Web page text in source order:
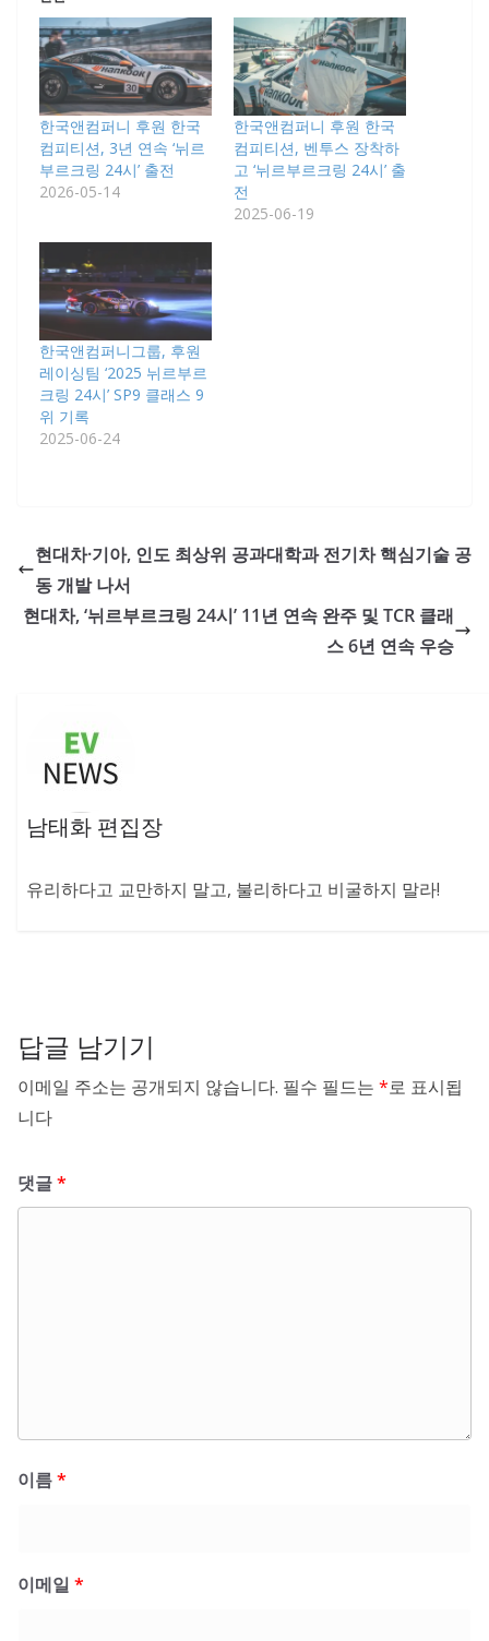
한국앤컴퍼니 후원 한국
컴피티션, 3년 연속 ‘뉘르
부르크링 24시’ 출전
2026-05-14
한국앤컴퍼니 후원 한국
컴피티션, 벤투스 장착하
고 ‘뉘르부르크링 24시’ 출
전
2025-06-19
한국앤컴퍼니그룹, 후원
레이싱팀 ‘2025 뉘르부르
크링 24시’ SP9 클래스 9
위 기록
2025-06-24
현대차·기아, 인도 최상위 공과대학과 전기차 핵심기술 공
동 개발 나서
현대차, ‘뉘르부르크링 24시’ 11년 연속 완주 및 TCR 클래
스 6년 연속 우승
남태화 편집장
유리하다고 교만하지 말고, 불리하다고 비굴하지 말라!
답글 남기기
이메일 주소는 공개되지 않습니다. 필수 필드는 *로 표시됩
니다
댓글*
이름*
이메일 *